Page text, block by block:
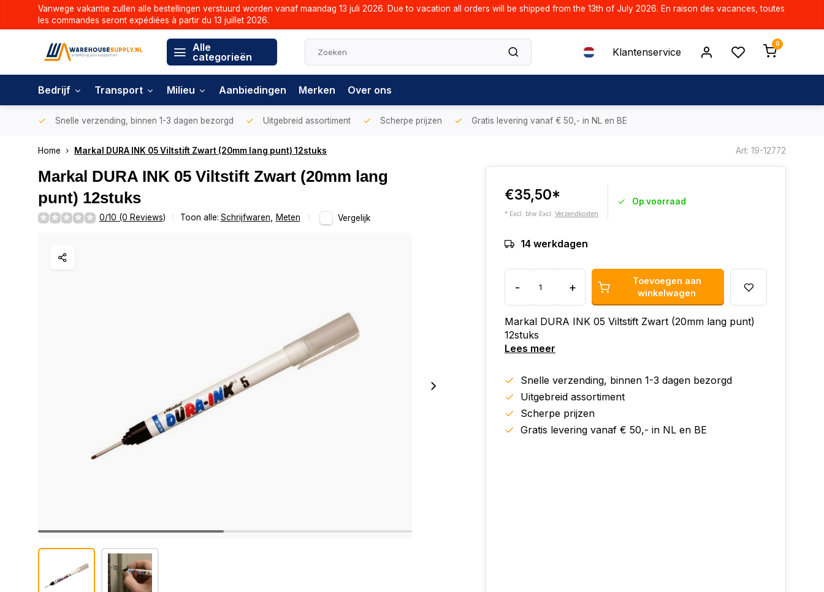
Vanwege vakantie zullen alle bestellingen verstuurd worden vanaf maandag 13 juli 2026. Due to vacation all orders will be shipped from the 13th of July 2026. En raison des vacances, toutes
les commandes seront expédiées à partir du 13 juillet 2026.
Alle
categorieën
Klantenservice
0
Bedrijf Transport Milieu Aanbiedingen Merken Over ons
Snelle verzending, binnen 1-3 dagen bezorgd Uitgebreid assortiment Scherpe prijzen Gratis levering vanaf € 50,- in NL en BE
Home Markal DURA INK 05 Viltstift Zwart (20mm lang punt) 12stuks Art: 19-12772
Markal DURA INK 05 Viltstift Zwart (20mm lang
punt) 12stuks
0/10 (0 Reviews) Toon alle: Schrijfwaren Meten Vergelijk
€35,50*
* Excl. btw Excl. Verzendkosten
Op voorraad
14 werkdagen
- +
Toevoegen aan
winkelwagen
Markal DURA INK 05 Viltstift Zwart (20mm lang punt)
12stuks
Lees meer
Snelle verzending, binnen 1-3 dagen bezorgd
Uitgebreid assortiment
Scherpe prijzen
Gratis levering vanaf € 50,- in NL en BE